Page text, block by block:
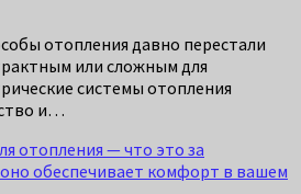
отопления давно перестали
или сложным для
системы отопления
и…
отопления — что это за
обеспечивает комфорт в вашем